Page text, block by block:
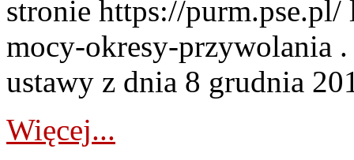
stronie https://
mocy-okresy-przywolania
ustawy z dnia 8 grudnia
Więcej...